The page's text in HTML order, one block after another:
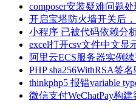
composer安装疑难问题处
开启宝塔防火墙开关后
小程序 已被代码依赖分
excel打开csv文件中文
阿里云ECS服务器实例
PHP sha256WithRSA签
thinkphp5 报错variable
微信支付WeChatPay构